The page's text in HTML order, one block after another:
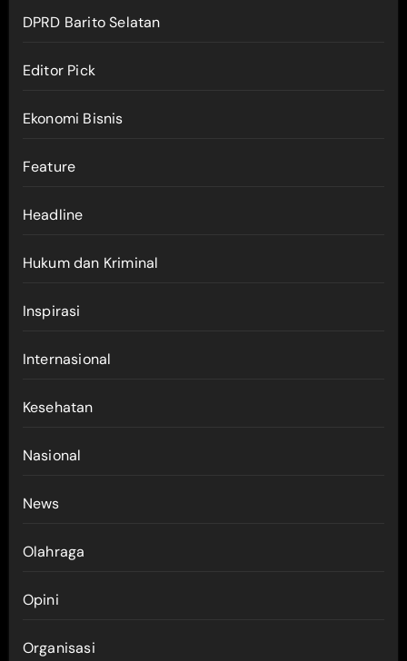
DPRD Barito Selatan
Editor Pick
Ekonomi Bisnis
Feature
Headline
Hukum dan Kriminal
Inspirasi
Internasional
Kesehatan
Nasional
News
Olahraga
Opini
Organisasi